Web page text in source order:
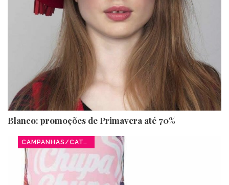
Blanco: promoções de Primavera até 70%
CAMPANHAS/CATÁLOGOS